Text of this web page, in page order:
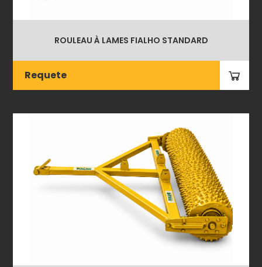
ROULEAU À LAMES FIALHO STANDARD
Requete